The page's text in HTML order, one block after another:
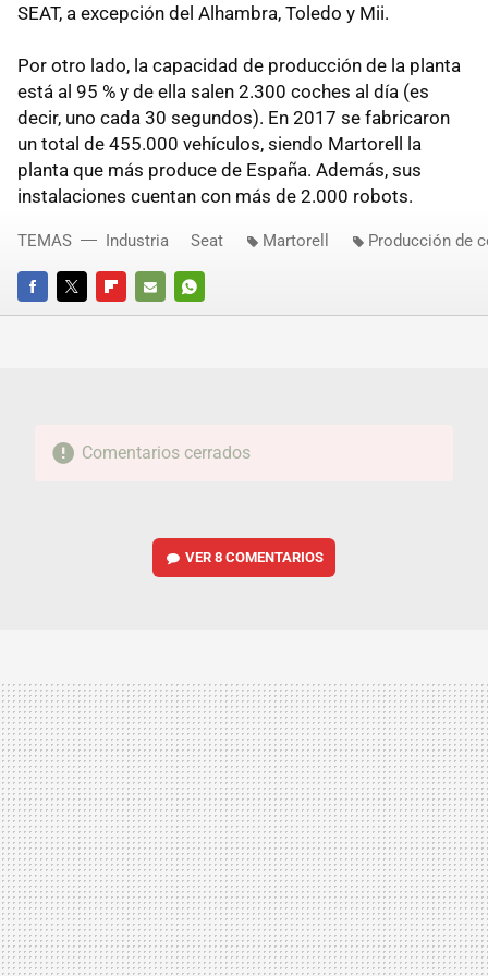
SEAT, a excepción del Alhambra, Toledo y Mii.
Por otro lado, la capacidad de producción de la planta
está al 95 % y de ella salen 2.300 coches al día (es
decir, uno cada 30 segundos). En 2017 se fabricaron
un total de 455.000 vehículos, siendo Martorell la
planta que más produce de España. Además, sus
instalaciones cuentan con más de 2.000 robots.
FACEBOOKTWITTERFLIPBOARD
E-
WHATSAPP
TEMAS Industria Seat Martorell Producción de
Comentarios cerrados
VER8 COMENTARIOS